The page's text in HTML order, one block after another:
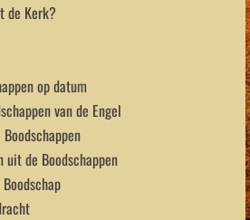
de Kerk?
op datum
van de Engel
uit de Boodschappen